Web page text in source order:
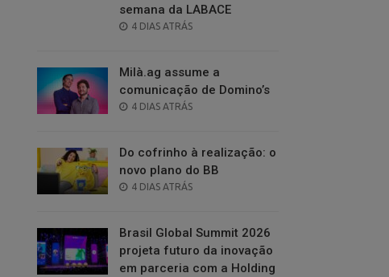
semana da LABACE
POSTED
4 DIAS ATRÁS
Milà.ag assume a
comunicação de Domino’s
POSTED
4 DIAS ATRÁS
Do cofrinho à realização: o
novo plano do BB
POSTED
4 DIAS ATRÁS
Brasil Global Summit 2026
projeta futuro da inovação
em parceria com a Holding